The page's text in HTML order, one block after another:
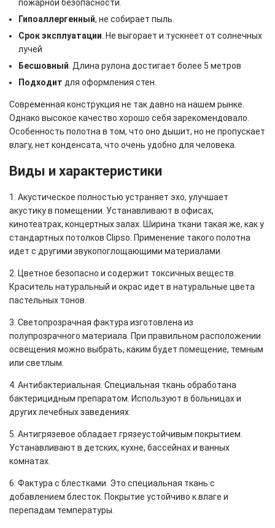
пожарной безопасности.
Гипоаллергенный, не собирает пыль.
Срок эксплуатации . Не выгорает и тускнеет от солнечных
лучей
Бесшовный . Длина рулона достигает более 5 метров
Подходит для оформления стен.
Современная конструкция не так давно на нашем рынке.
Однако высокое качество хорошо себя зарекомендовало.
Особенность полотна в том, что оно дышит, но не пропускает
влагу, нет конденсата, что очень удобно для человека.
Виды и характеристики
1. Акустическое полностью устраняет эхо, улучшает
акустику в помещении. Устанавливают в офисах,
кинотеатрах, концертных залах. Ширина ткани такая же, как у
стандартных потолков Clipso. Применение такого полотна
идет с другими звукопоглощающими материалами.
2. Цветное безопасно и содержит токсичных веществ.
Краситель натуральный и окрас идет в натуральные цвета
пастельных тонов.
3. Светопрозрачная фактура изготовлена из
полупрозрачного материала. При правильном расположении
освещения можно выбрать, каким будет помещение, темным
или светлым.
4. Антибактериальная. Специальная ткань обработана
бактерицидным препаратом. Используют в больницах и
других лечебных заведениях.
5. Антигрязевое обладает грязеустойчивым покрытием.
Устанавливают в детских, кухне, бассейнах и ванных
комнатах.
6. Фактура с блестками. Это специальная ткань с
добавлением блесток. Покрытие устойчиво к влаге и
перепадам температуры.